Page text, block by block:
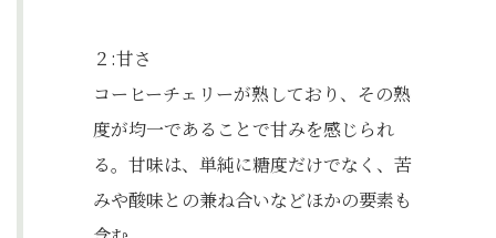
２:甘さ
コーヒーチェリーが熟しており、その熟
度が均一であることで甘みを感じられ
る。甘味は、単純に糖度だけでなく、苦
みや酸味との兼ね合いなどほかの要素も